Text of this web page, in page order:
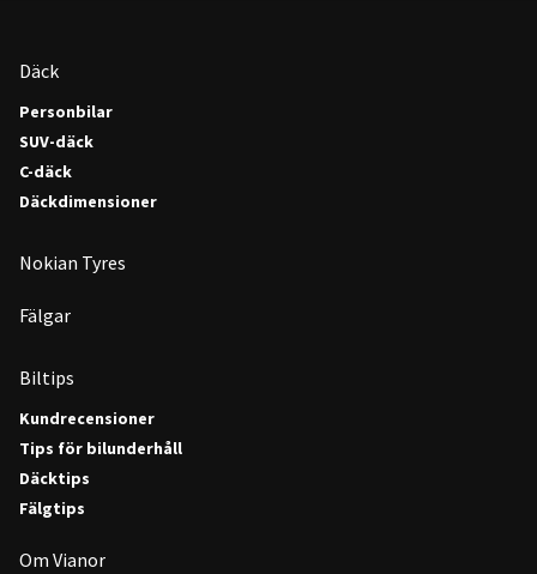
Däck
Personbilar
SUV-däck
C-däck
Däckdimensioner
Nokian Tyres
Fälgar
Biltips
Kundrecensioner
Tips för bilunderhåll
Däcktips
Fälgtips
Om Vianor